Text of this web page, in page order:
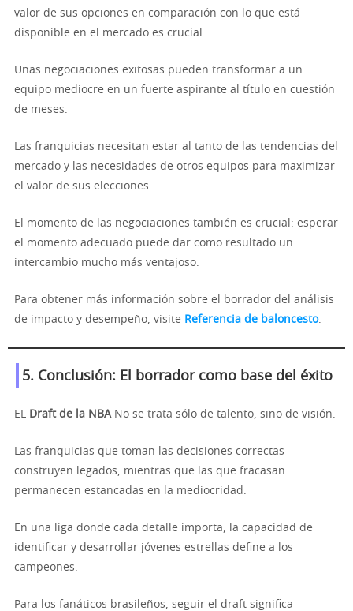
valor de sus opciones en comparación con lo que está
disponible en el mercado es crucial.
Unas negociaciones exitosas pueden transformar a un
equipo mediocre en un fuerte aspirante al título en cuestión
de meses.
Las franquicias necesitan estar al tanto de las tendencias del
mercado y las necesidades de otros equipos para maximizar
el valor de sus elecciones.
El momento de las negociaciones también es crucial: esperar
el momento adecuado puede dar como resultado un
intercambio mucho más ventajoso.
Para obtener más información sobre el borrador del análisis
de impacto y desempeño, visite Referencia de baloncesto.
5. Conclusión: El borrador como base del éxito
EL Draft de la NBA No se trata sólo de talento, sino de visión.
Las franquicias que toman las decisiones correctas
construyen legados, mientras que las que fracasan
permanecen estancadas en la mediocridad.
En una liga donde cada detalle importa, la capacidad de
identificar y desarrollar jóvenes estrellas define a los
campeones.
Para los fanáticos brasileños, seguir el draft significa